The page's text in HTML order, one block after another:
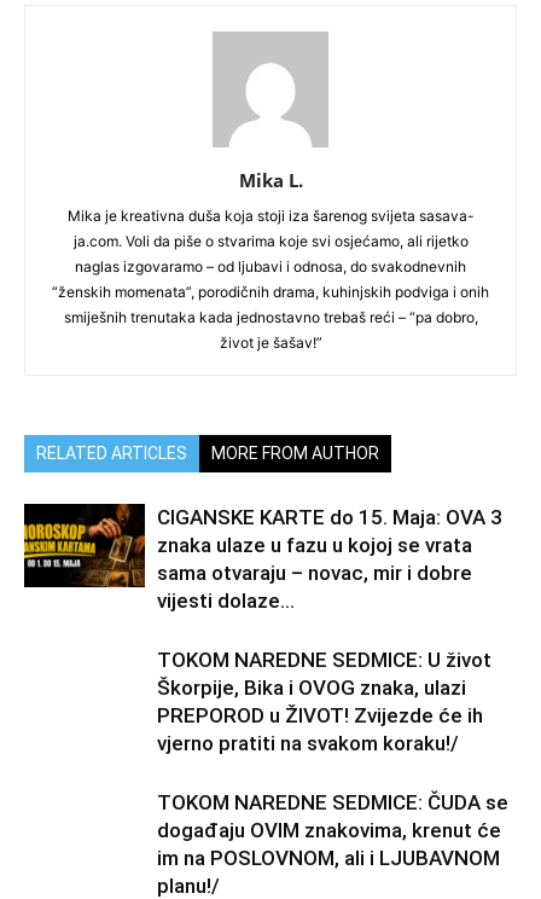
Mika L.
Mika je kreativna duša koja stoji iza šarenog svijeta sasava-
ja.com. Voli da piše o stvarima koje svi osjećamo, ali rijetko
naglas izgovaramo – od ljubavi i odnosa, do svakodnevnih
“ženskih momenata”, porodičnih drama, kuhinjskih podviga i onih
smiješnih trenutaka kada jednostavno trebaš reći – “pa dobro,
život je šašav!”
RELATED ARTICLES MORE FROM AUTHOR
CIGANSKE KARTE do 15. Maja: OVA 3
znaka ulaze u fazu u kojoj se vrata
sama otvaraju – novac, mir i dobre
vijesti dolaze...
TOKOM NAREDNE SEDMICE: U život
Škorpije, Bika i OVOG znaka, ulazi
PREPOROD u ŽIVOT! Zvijezde će ih
vjerno pratiti na svakom koraku!/
TOKOM NAREDNE SEDMICE: ČUDA se
događaju OVIM znakovima, krenut će
im na POSLOVNOM, ali i LJUBAVNOM
planu!/